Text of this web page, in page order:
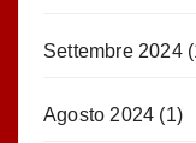
Settembre 2024
Agosto 2024 (1)